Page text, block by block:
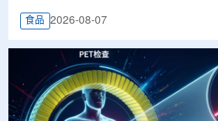
食品 2026-08-07